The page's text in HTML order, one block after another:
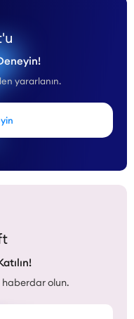
yararlanın.
olun.